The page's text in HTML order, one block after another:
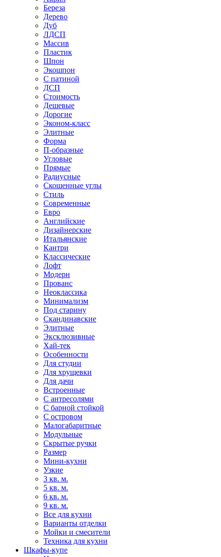
Береза
Дерево
Дуб
ЛДСП
Массив
Пластик
Шпон
Экошпон
С патиной
ДСП
Стоимость
Дешевые
Дорогие
Эконом-класс
Элитные
Форма
П-образные
Угловые
Прямые
Радиусные
Скошенные углы
Стиль
Современные
Евро
Английские
Дизайнерские
Итальянские
Кантри
Классические
Лофт
Модерн
Прованс
Неоклассика
Минимализм
Под старину
Скандинавские
Элитные
Эксклюзивные
Хай-тек
Особенности
Для студии
Для хрущевки
Для дачи
Встроенные
С антресолями
С барной стойкой
С островом
Малогабаритные
Модульные
Скрытые ручки
Размер
Мини-кухни
Узкие
3 кв. м.
5 кв. м.
6 кв. м.
9 кв. м.
Все для кухни
Варианты отделки
Мойки и смесители
Техника для кухни
Шкафы-купе